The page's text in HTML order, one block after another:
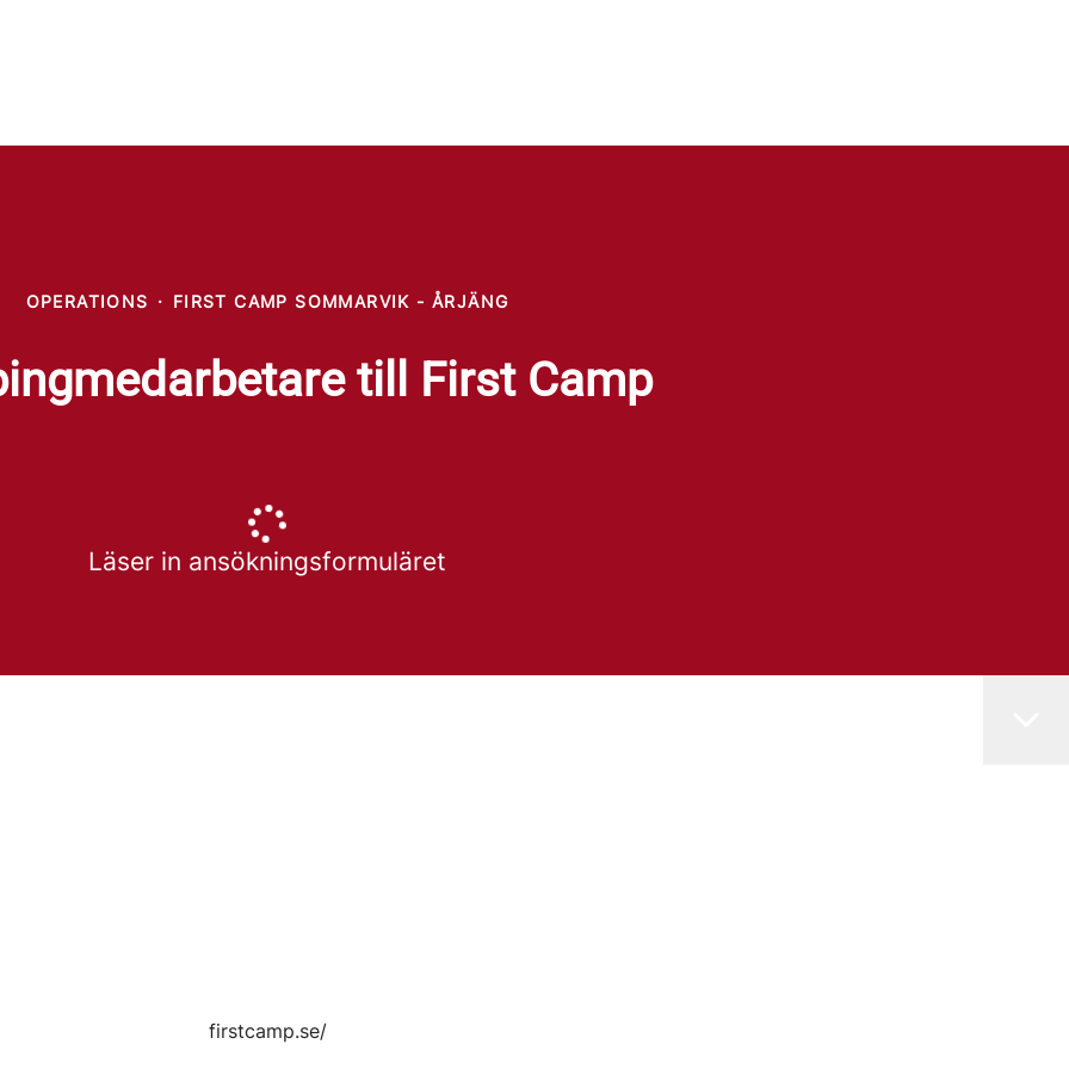
OPERATIONS · FIRST CAMP SOMMARVIK - ÅRJÄNG
till First Camp
Läser in ansökningsformuläret
firstcamp.se/